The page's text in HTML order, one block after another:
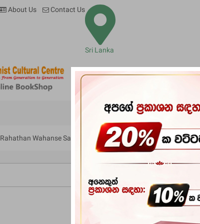
About Us Contact Us
Sri Lanka
BOOKS PIRIKARA
Rahathan Wahanse Saha Wimukthi Suwaya
-10%